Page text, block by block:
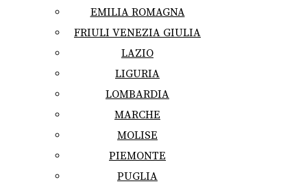
EMILIA ROMAGNA
FRIULI VENEZIA GIULIA
LAZIO
LIGURIA
LOMBARDIA
MARCHE
MOLISE
PIEMONTE
PUGLIA